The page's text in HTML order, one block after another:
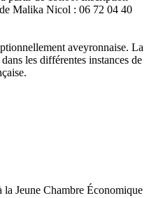
Malika Nicol : 06 72 04 40
aveyronnaise. La
les différentes instances de
Jeune Chambre Économique